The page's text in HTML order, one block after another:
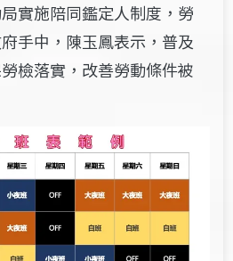
實施陪同鑑定人制度，勞
手中，陳玉鳳表示，普及
檢落實，改善勞動條件被